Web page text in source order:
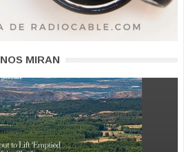
NOS MIRAN